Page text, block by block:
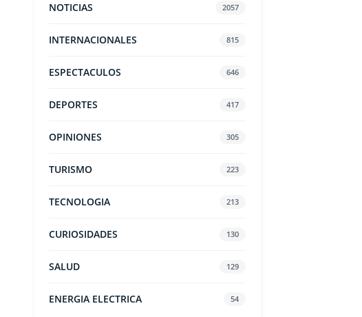
NOTICIAS 2057
INTERNACIONALES 815
ESPECTACULOS 646
DEPORTES 417
OPINIONES 305
TURISMO 223
TECNOLOGIA 213
CURIOSIDADES 130
SALUD 129
ENERGIA ELECTRICA 54